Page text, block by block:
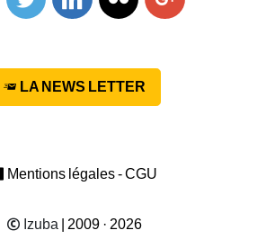
LA NEWS LETTER
Mentions légales - CGU
Izuba | 2009 · 2026